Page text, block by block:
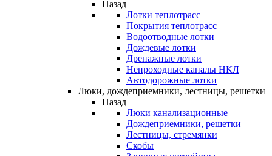
Назад
Лотки теплотрасс
Покрытия теплотрасс
Водоотводные лотки
Дождевые лотки
Дренажные лотки
Непроходные каналы НКЛ
Автодорожные лотки
Люки, дождеприемники, лестницы, решетки
Назад
Люки канализационные
Дождеприемники, решетки
Лестницы, стремянки
Скобы